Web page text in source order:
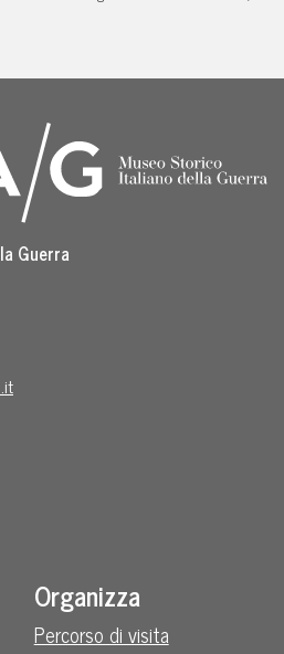
Guerra
Organizza
Percorso di visita